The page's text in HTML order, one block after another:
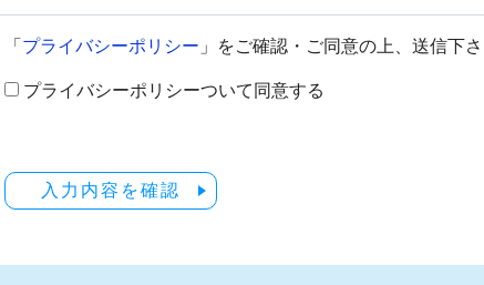
「 プライバシーポリシー 」をご確認・ご同意の上、送信下さ
プライバシーポリシーついて同意する
入力内容を確認